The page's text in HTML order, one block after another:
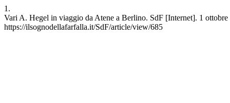
1.
Vari A. Hegel in viaggio da Atene a Berlino. SdF [Internet]. 1
https://ilsognodellafarfalla.it/SdF/article/view/685